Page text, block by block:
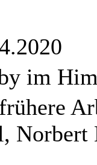
im
Norbert